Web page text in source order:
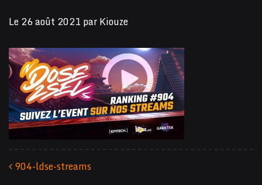
Le26 août 2021 parKiouze
904-ldse-streams